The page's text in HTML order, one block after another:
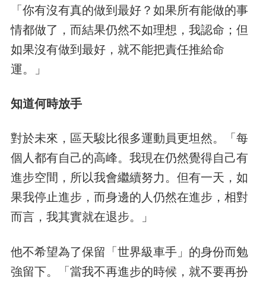
「你有沒有真的做到最好？如果所有能做的事
情都做了，而結果仍然不如理想，我認命；但
如果沒有做到最好，就不能把責任推給命
運。」
知道何時放手
對於未來，區天駿比很多運動員更坦然。「每
個人都有自己的高峰。我現在仍然覺得自己有
進步空間，所以我會繼續努力。但有一天，如
果我停止進步，而身邊的人仍然在進步，相對
而言，我其實就在退步。」
他不希望為了保留「世界級車手」的身份而勉
強留下。「當我不再進步的時候，就不要再扮